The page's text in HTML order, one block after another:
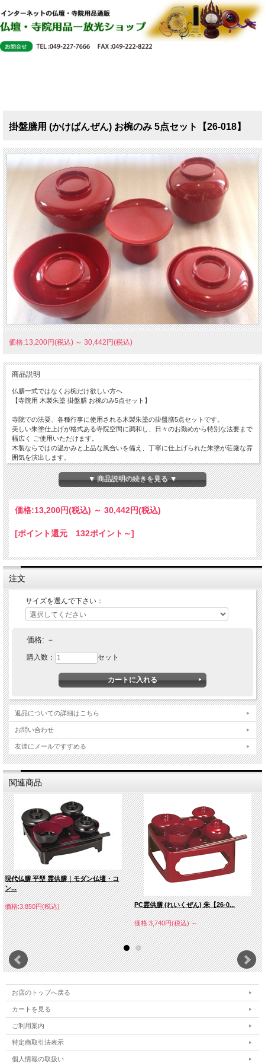
掛盤膳用 (かけばんぜん) お椀のみ 5点セット【26-018】
価格:13,200円(税込) ～ 30,442円(税込)
商品説明
仏膳一式ではなくお椀だけ欲しい方へ
【寺院用 木製朱塗 掛盤膳 お椀のみ5点セット】
寺院での法要、各種行事に使用される木製朱塗の掛盤膳5点セットです。
美しい朱塗仕上げが格式ある寺院空間に調和し、日々のお勤めから特別な法要まで
幅広く ご使用いただけます。
木製ならではの温かみと上品な風合いを備え、丁寧に仕上げられた朱塗が荘厳な雰
囲気を演出します。
掛盤膳一式をお探しの寺院様はもちろん、お椀のみの交換や補充をご検討のお客様
にもおすすめです。
長年の使用による傷みや買い替えにも対応できる寺院用食器として、多くの寺院で
ご愛用いただいております。
伝統的な寺院作法に合わせた掛盤膳として、法要やお斎の場を整えます。
寺院仏具・寺院用品専門店の放光が、品質にこだわった寺院用品をお届けいたしま
親椀（1番大きい椀）の直径
発送の目安：注文確認後10営業日
9寸用と1尺用は受注生産につき納期が２ケ月以上かかります。
▼ 商品説明の続きを見る ▼
価格:13,200円(税込) ～ 30,442円(税込)
[ポイント還元 132ポイント～]
注文
サイズを選んで下さい：
価格: －
購入数： セット
返品についての詳細はこちら
お問い合わせ
友達にメールですすめる
関連商品
現代仏膳 平型 霊供膳｜モダン仏壇・コ
ン...
価格:3,850円(税込) PC霊供膳 (れいくぜん) 朱【26-0...
価格:3,740円(税込)～
お店のトップへ戻る
カートを見る
ご利用案内
特定商取引法表示
個人情報の取扱い